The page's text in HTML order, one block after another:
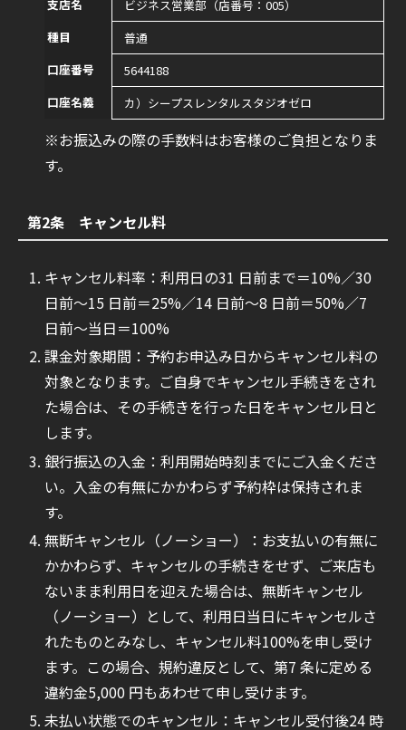
支店名
ビジネス営業部（店番号：005）
種目
普通
口座番号
5644188
口座名義
カ）シープスレンタルスタジオゼロ
※お振込みの際の手数料はお客様のご負担となりま
す。
第2条 キャンセル料
キャンセル料率：利用日の31 日前まで＝10%／30
日前〜15 日前＝25%／14 日前〜8 日前＝50%／7
日前〜当日＝100%
課金対象期間：予約お申込み日からキャンセル料の
対象となります。ご自身でキャンセル手続きをされ
た場合は、その手続きを行った日をキャンセル日と
します。
銀行振込の入金：利用開始時刻までにご入金くださ
い。入金の有無にかかわらず予約枠は保持されま
す。
無断キャンセル（ノーショー）：お支払いの有無に
かかわらず、キャンセルの手続きをせず、ご来店も
ないまま利用日を迎えた場合は、無断キャンセル
（ノーショー）として、利用日当日にキャンセルさ
れたものとみなし、キャンセル料100%を申し受け
ます。この場合、規約違反として、第7 条に定める
違約金5,000 円もあわせて申し受けます。
未払い状態でのキャンセル：キャンセル受付後24 時